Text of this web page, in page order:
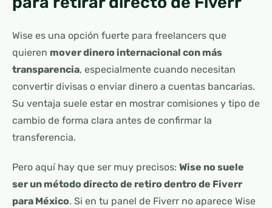
Wise es una opción fuerte para freelancers que
quieren mover dinero internacional con más
transparencia, especialmente cuando necesitan
convertir divisas o enviar dinero a cuentas bancarias.
Su ventaja suele estar en mostrar comisiones y tipo de
cambio de forma clara antes de confirmar la
transferencia.
Pero aquí hay que ser muy precisos: Wise no suele
ser un método directo de retiro dentro de Fiverr
para México. Si en tu panel de Fiverr no aparece Wise